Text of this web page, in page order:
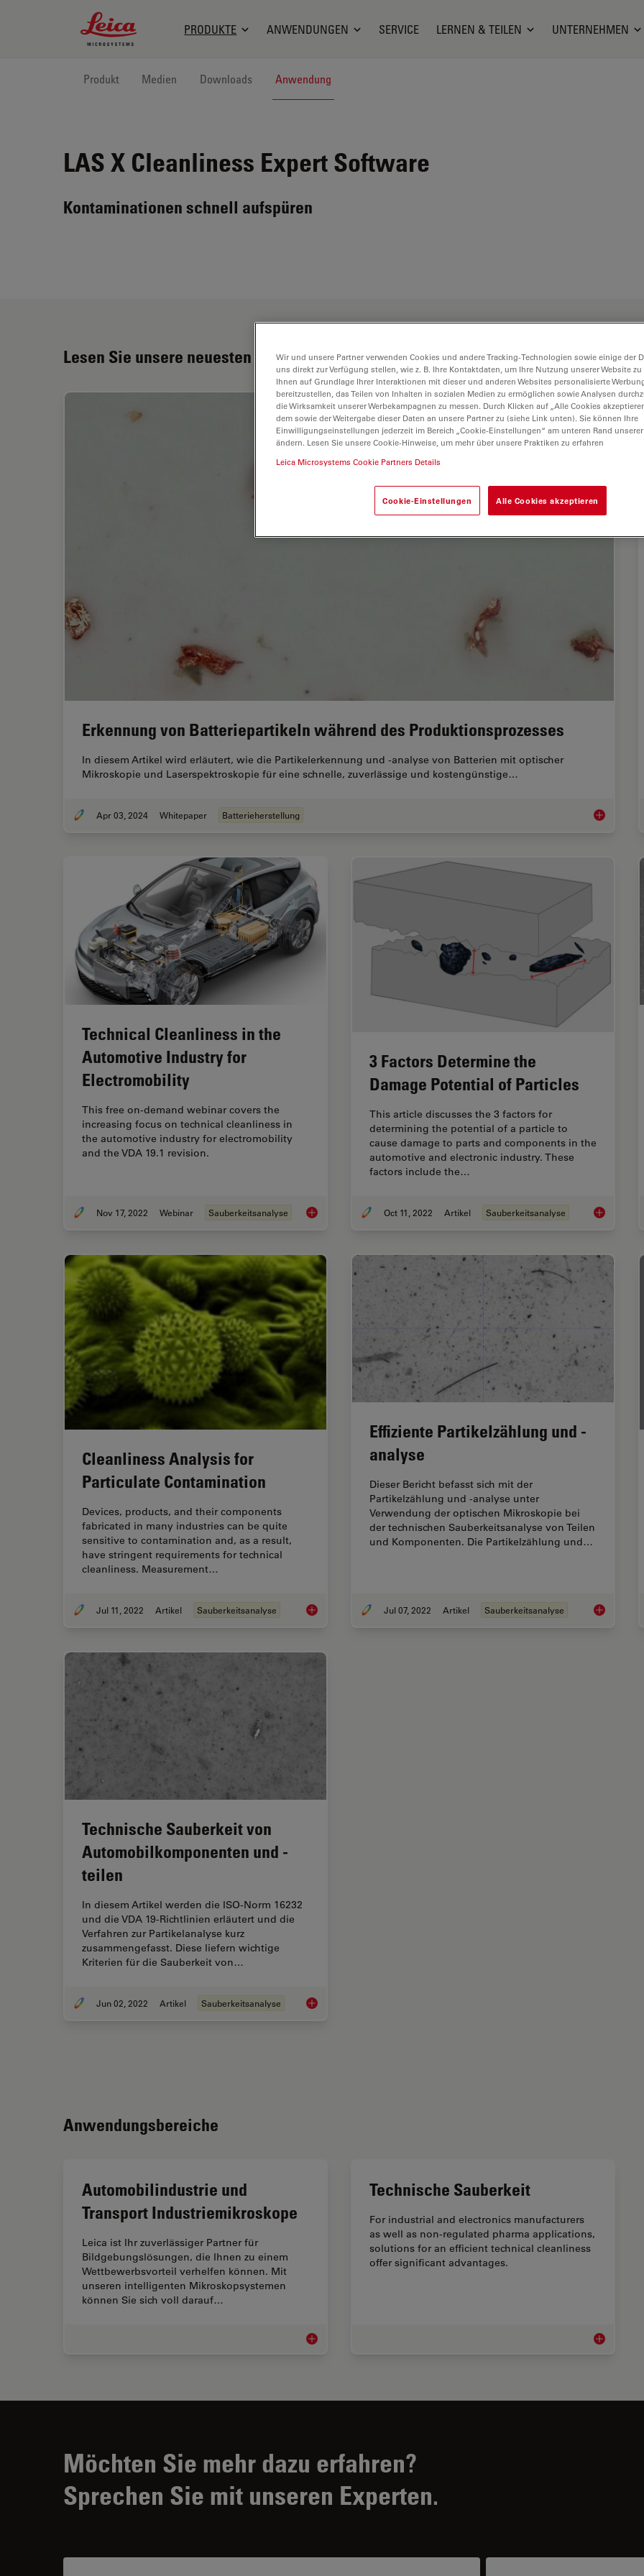
Leica Microsystems Logo
PRODUKTE ANWENDUNGEN SERVICE LERNEN & TEILEN UNTERNEHMEN
Produkt Medien Downloads Anwendung
LAS X Cleanliness Expert Software
Kontaminationen schnell aufspüren
Lesen Sie unsere neuesten Artikel
Erkennung von Batteriepartikeln während des Produktionsprozesses
In diesem Artikel wird erläutert, wie die Partikelerkennung und -analyse von Batterien mit optischer
Mikroskopie und Laserspektroskopie für eine schnelle, zuverlässige und kostengünstige…
Apr 03, 2024 Whitepaper Batterieherstellung Erkennung
Technical Cleanliness in the
Automotive Industry for
Electromobility
This free on-demand webinar covers the
increasing focus on technical cleanliness in
the automotive industry for electromobility
and the VDA 19.1 revision.
Nov 17, 2022 Webinar Sauberkeitsanalyse Technical Cleanliness in the Automotive Industry for Electromobility
3 Factors Determine the
Damage Potential of Particles
This article discusses the 3 factors for
determining the potential of a particle to
cause damage to parts and components in the
automotive and electronic industry. These
factors include the…
Oct 11, 2022 Artikel Sauberkeitsanalyse 3 Factors
Cleanliness Analysis for
Particulate Contamination
Devices, products, and their components
fabricated in many industries can be quite
sensitive to contamination and, as a result,
have stringent requirements for technical
cleanliness. Measurement…
Jul 11, 2022 Artikel Sauberkeitsanalyse Cleanliness Analysis for Particulate Contamination
Effiziente Partikelzählung und -
analyse
Dieser Bericht befasst sich mit der
Partikelzählung und -analyse unter
Verwendung der optischen Mikroskopie bei
der technischen Sauberkeitsanalyse von Teilen
und Komponenten. Die Partikelzählung und…
Jul 07, 2022 Artikel Sauberkeitsanalyse Effiziente
Technische Sauberkeit von
Automobilkomponenten und -
teilen
In diesem Artikel werden die ISO-Norm 16232
und die VDA 19-Richtlinien erläutert und die
Verfahren zur Partikelanalyse kurz
zusammengefasst. Diese liefern wichtige
Kriterien für die Sauberkeit von…
Jun 02, 2022 Artikel Sauberkeitsanalyse Technische Sauberkeit von Automobilkomponenten und -teilen
Anwendungsbereiche
Automobilindustrie und
Transport Industriemikroskope
Leica ist Ihr zuverlässiger Partner für
Bildgebungslösungen, die Ihnen zu einem
Wettbewerbsvorteil verhelfen können. Mit
unseren intelligenten Mikroskopsystemen
können Sie sich voll darauf…
Automobilindustrie und Transport Industriemikroskope
Technische Sauberkeit
For industrial and electronics manufacturers
as well as non-regulated pharma applications,
solutions for an efficient technical cleanliness
offer significant advantages.
Technische
Möchten Sie mehr dazu erfahren?
Sprechen Sie mit unseren Experten.
Wir und unsere Partner verwenden Cookies und andere Tracking-Technologien sowie einige der
uns direkt zur Verfügung stellen, wie z. B. Ihre Kontaktdaten, um Ihre Nutzung unserer Website
Ihnen auf Grundlage Ihrer Interaktionen mit dieser und anderen Websites personalisierte
bereitzustellen, das Teilen von Inhalten in sozialen Medien zu ermöglichen sowie Analysen
die Wirksamkeit unserer Werbekampagnen zu messen. Durch Klicken auf „Alle Cookies
dem sowie der Weitergabe dieser Daten an unsere Partner zu (siehe Link unten). Sie können Ihre
Einwilligungseinstellungen jederzeit im Bereich „Cookie-Einstellungen“ am unteren Rand
ändern. Lesen Sie unsere Cookie-Hinweise, um mehr über unsere Praktiken zu erfahren
Leica Microsystems Cookie Partners Details
Cookie-Einstellungen Alle Cookies akzeptieren